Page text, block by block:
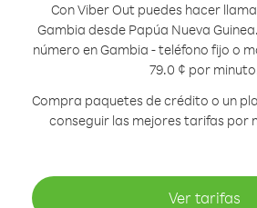
Con Viber Out puedes hacer
Gambia desde Papúa Nueva Guinea.
número en Gambia - teléfono fijo o
79.0 ¢ por
Compra paquetes de crédito o un
conseguir las mejores tarifas por
Ver tarifas